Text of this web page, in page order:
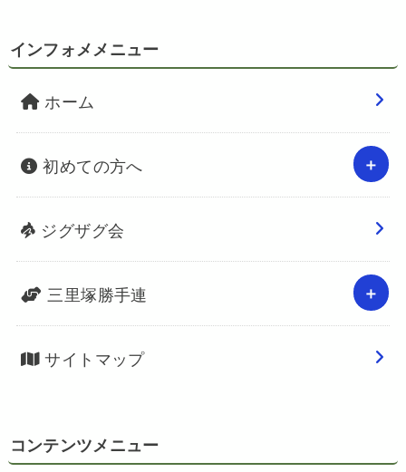
インフォメメニュー
ホーム
初めての方へ
ジグザグ会
三里塚勝手連
サイトマップ
コンテンツメニュー